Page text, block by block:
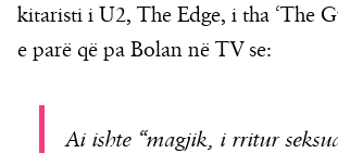
kitaristi i U2, The Edge, i tha ‘The
e parë që pa Bolan në TV se:
Ai ishte “magjik, i rritur